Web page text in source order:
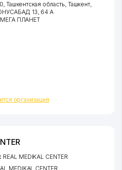
организация
Ташкентская область, Ташкент,
13, 64 А
ПЛАНЕТ
REAL MEDIKAL CENTER
MEDIKAL CENTER